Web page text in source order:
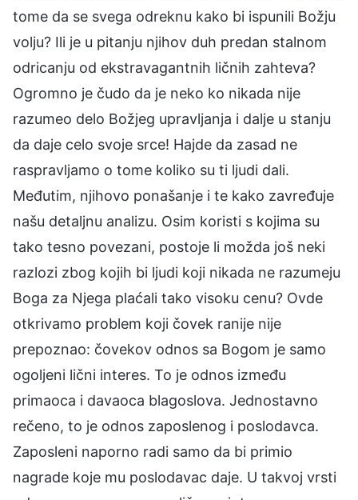
tome da se svega odreknu kako bi ispunili Božju
volju? Ili je u pitanju njihov duh predan stalnom
odricanju od ekstravagantnih ličnih zahteva?
Ogromno je čudo da je neko ko nikada nije
razumeo delo Božjeg upravljanja i dalje u stanju
da daje celo svoje srce! Hajde da zasad ne
raspravljamo o tome koliko su ti ljudi dali.
Međutim, njihovo ponašanje i te kako zavređuje
našu detaljnu analizu. Osim koristi s kojima su
tako tesno povezani, postoje li možda još neki
razlozi zbog kojih bi ljudi koji nikada ne razumeju
Boga za Njega plaćali tako visoku cenu? Ovde
otkrivamo problem koji čovek ranije nije
prepoznao: čovekov odnos sa Bogom je samo
ogoljeni lični interes. To je odnos između
primaoca i davaoca blagoslova. Jednostavno
rečeno, to je odnos zaposlenog i poslodavca.
Zaposleni naporno radi samo da bi primio
nagrade koje mu poslodavac daje. U takvoj vrsti